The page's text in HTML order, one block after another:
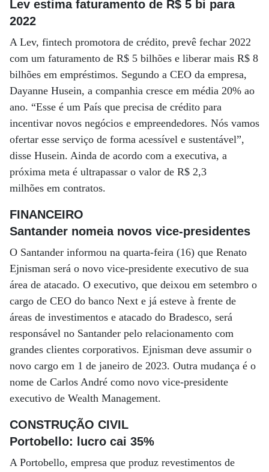
Lev estima faturamento de R$ 5 bi para
2022
A Lev, fintech promotora de crédito, prevê fechar 2022
com um faturamento de R$ 5 bilhões e liberar mais R$ 8
bilhões em empréstimos. Segundo a CEO da empresa,
Dayanne Husein, a companhia cresce em média 20% ao
ano. “Esse é um País que precisa de crédito para
incentivar novos negócios e empreendedores. Nós vamos
ofertar esse serviço de forma acessível e sustentável”,
disse Husein. Ainda de acordo com a executiva, a
próxima meta é ultrapassar o valor de R$ 2,3
milhões em contratos.
FINANCEIRO
Santander nomeia novos vice-presidentes
O Santander informou na quarta-feira (16) que Renato
Ejnisman será o novo vice-presidente executivo de sua
área de atacado. O executivo, que deixou em setembro o
cargo de CEO do banco Next e já esteve à frente de
áreas de investimentos e atacado do Bradesco, será
responsável no Santander pelo relacionamento com
grandes clientes corporativos. Ejnisman deve assumir o
novo cargo em 1 de janeiro de 2023. Outra mudança é o
nome de Carlos André como novo vice-presidente
executivo de Wealth Management.
CONSTRUÇÃO CIVIL
Portobello: lucro cai 35%
A Portobello, empresa que produz revestimentos de